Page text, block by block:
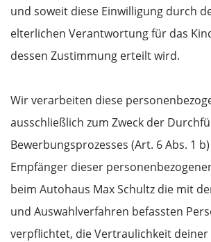
und soweit diese Einwilligung durch
elterlichen Verantwortung für das
dessen Zustimmung erteilt wird.
Wir verarbeiten diese
ausschließlich zum Zweck der
Bewerbungsprozesses (Art. 6 Abs. 1 b)
Empfänger dieser
beim Autohaus Max Schultz die mit
und Auswahlverfahren befassten
verpflichtet, die Vertraulichkeit deiner